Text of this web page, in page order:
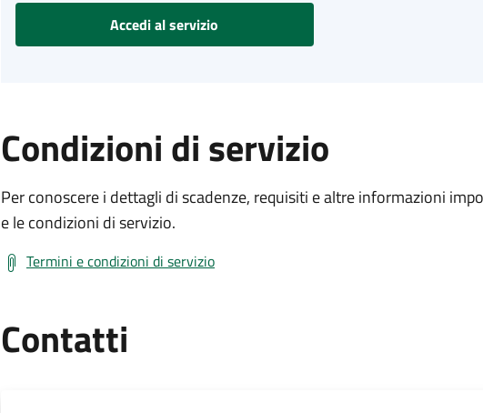
Accedi al servizio
Condizioni di servizio
Per conoscere i dettagli di scadenze, requisiti e altre informazioni
e le condizioni di servizio.
Termini e condizioni di servizio
Contatti